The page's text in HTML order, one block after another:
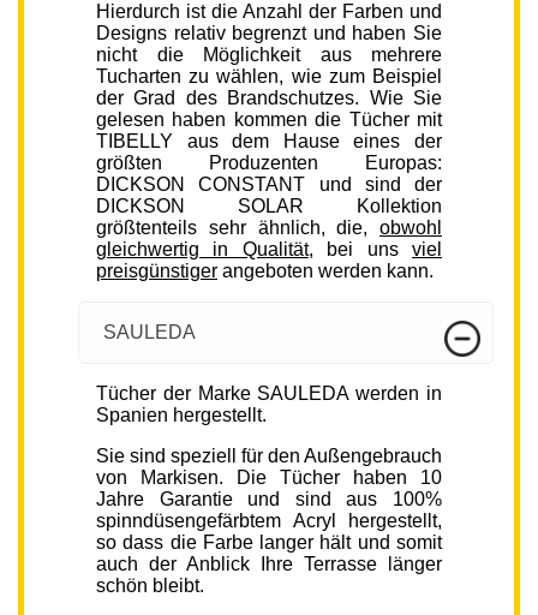
Hierdurch ist die Anzahl der Farben und
Designs relativ begrenzt und haben Sie
nicht die Möglichkeit aus mehrere
Tucharten zu wählen, wie zum Beispiel
der Grad des Brandschutzes. Wie Sie
gelesen haben kommen die Tücher mit
TIBELLY aus dem Hause eines der
größten Produzenten Europas:
DICKSON CONSTANT und sind der
DICKSON SOLAR Kollektion
größtenteils sehr ähnlich, die, obwohl
gleichwertig in Qualität, bei unsviel
preisgünstiger angeboten werden kann.
SAULEDA
Tücher der Marke SAULEDA werden in
Spanien hergestellt.
Sie sind speziell für den Außengebrauch
von Markisen. Die Tücher haben 10
Jahre Garantie und sind aus 100%
spinndüsengefärbtem Acryl hergestellt,
so dass die Farbe langer hält und somit
auch der Anblick Ihre Terrasse länger
schön bleibt.